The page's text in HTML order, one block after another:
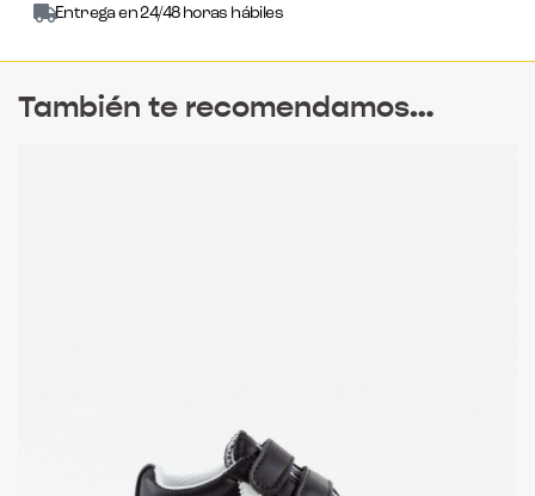
Entrega en 24/48 horas hábiles
También te recomendamos…